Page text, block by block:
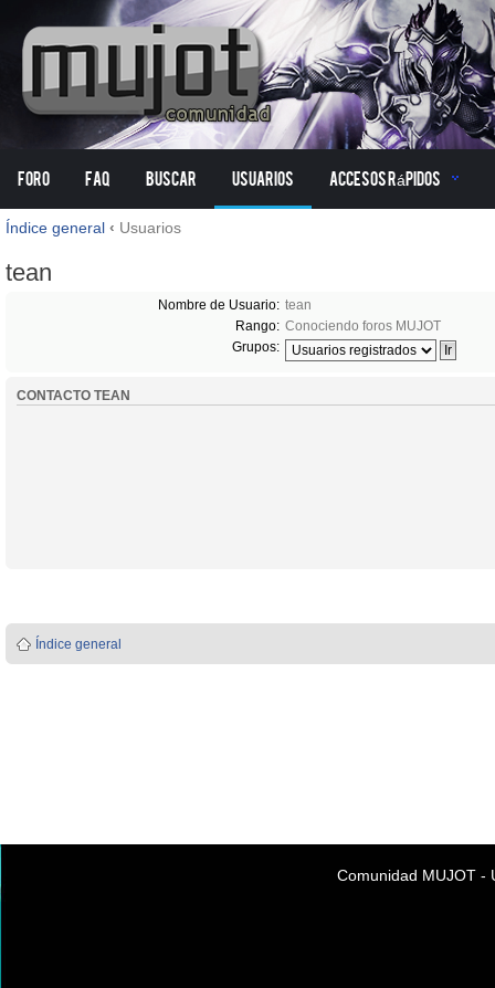
Foro FAQ Buscar Usuarios Accesos Rápidos
Índice general ‹ Usuarios
tean
Nombre de Usuario: tean
Rango: Conociendo foros MUJOT
Grupos:
CONTACTO TEAN
Índice general
Comunidad MUJOT -